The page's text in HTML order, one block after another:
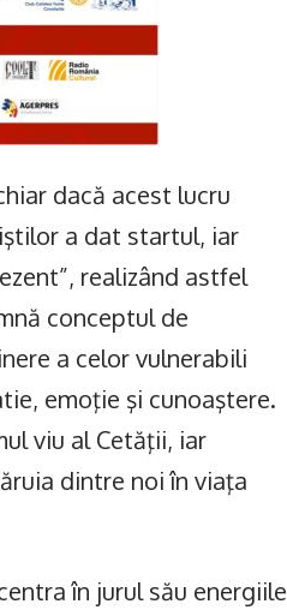
dacă acest lucru
a dat startul, iar
realizând astfel
conceptul de
a celor vulnerabili
emoţie şi cunoaştere.
viu al Cetăţii, iar
dintre noi în viaţa
în jurul său energiile